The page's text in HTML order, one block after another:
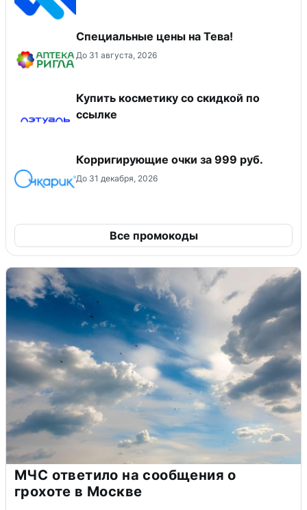
Специальные цены на Тева!
До 31 августа, 2026
Купить косметику со скидкой по
ссылке
Корригирующие очки за 999 руб.
До 31 декабря, 2026
Все промокоды
МЧС ответило на сообщения о
грохоте в Москве